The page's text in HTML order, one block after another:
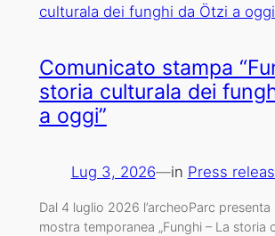
Comunicato stampa
storia culturala dei
a oggi”
Lug 3, 2026—in Press
Dal 4 luglio 2026 l’archeoParc presenta
mostra temporanea „Funghi – La storia